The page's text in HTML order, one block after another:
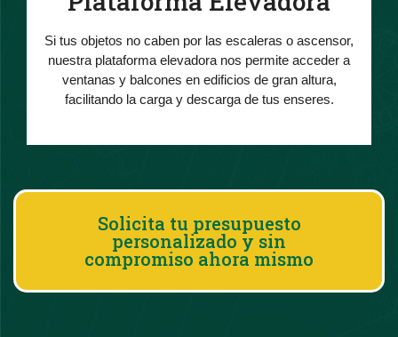
Si tus objetos no caben por las escaleras o ascensor,
nuestra plataforma elevadora nos permite acceder a
ventanas y balcones en edificios de gran altura,
facilitando la carga y descarga de tus enseres.
Solicita tu presupuesto
personalizado y sin
compromiso ahora mismo